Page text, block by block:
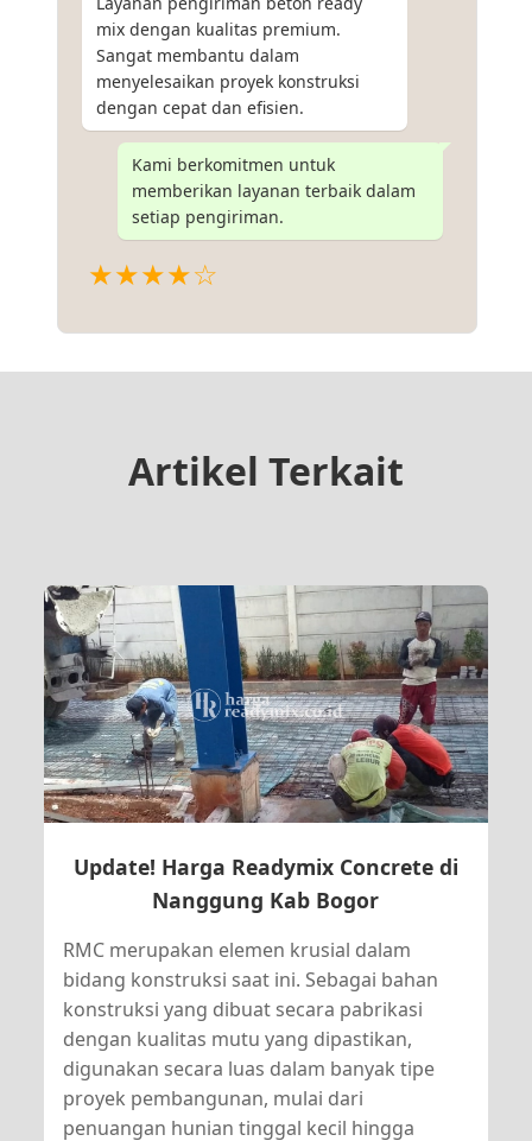
mix dengan kualitas premium.
Sangat membantu dalam
menyelesaikan proyek konstruksi
dengan cepat dan efisien.
Kami berkomitmen untuk
memberikan layanan terbaik dalam
setiap pengiriman.
★★★★☆
Artikel Terkait
Update! Harga Readymix Concrete di
Nanggung Kab Bogor
RMC merupakan elemen krusial dalam
bidang konstruksi saat ini. Sebagai bahan
konstruksi yang dibuat secara pabrikasi
dengan kualitas mutu yang dipastikan,
digunakan secara luas dalam banyak tipe
proyek pembangunan, mulai dari
penuangan hunian tinggal kecil hingga